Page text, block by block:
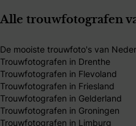
Alle trouwfotografen
De mooiste trouwfoto's van
Trouwfotografen in Drenthe
Trouwfotografen in Flevoland
Trouwfotografen in Friesland
Trouwfotografen in Gelderland
Trouwfotografen in Groningen
Trouwfotografen in Limburg